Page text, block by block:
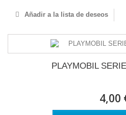
Añadir a la lista de deseos
PLAYMOBIL
4,00